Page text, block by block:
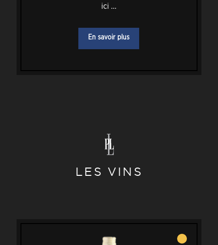
ici …
En savoir plus
LES VINS
Blanc